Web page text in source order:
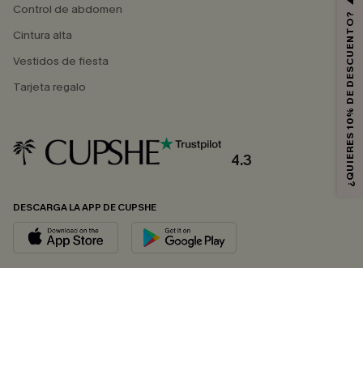
Control de abdomen
Cintura alta
Vestidos de fiesta
Tarjeta regalo
4.3
DESCARGA LA APP DE CUPSHE
¿QUIERES 10% DE DESCUENTO?